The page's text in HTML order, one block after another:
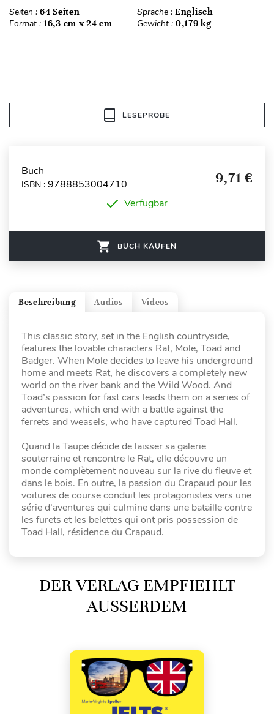
Seiten : 64 Seiten Sprache : Englisch
Format : 16,3 cm x 24 cm Gewicht : 0,179 kg
LESEPROBE
Buch
ISBN : 9788853004710 9,71 €
Verfügbar
BUCH KAUFEN
Videos
Audios
Beschreibung
This classic story, set in the English countryside,
features the lovable characters Rat, Mole, Toad and
Badger. When Mole decides to leave his underground
home and meets Rat, he discovers a completely new
world on the river bank and the Wild Wood. And
Toad’s passion for fast cars leads them on a series of
adventures, which end with a battle against the
ferrets and weasels, who have captured Toad Hall.
Quand la Taupe décide de laisser sa galerie
souterraine et rencontre le Rat, elle découvre un
monde complètement nouveau sur la rive du fleuve et
dans le bois. En outre, la passion du Crapaud pour les
voitures de course conduit les protagonistes vers une
série d’aventures qui culmine dans une bataille contre
les furets et les belettes qui ont pris possession de
Toad Hall, résidence du Crapaud.
DER VERLAG EMPFIEHLT
AUSSERDEM